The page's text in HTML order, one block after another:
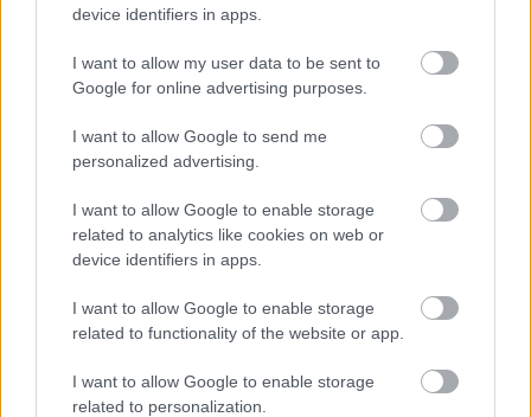
device identifiers in apps.
I want to allow my user data to be sent to
Google for online advertising purposes.
I want to allow Google to send me
personalized advertising.
I want to allow Google to enable storage
related to analytics like cookies on web or
device identifiers in apps.
I want to allow Google to enable storage
related to functionality of the website or app.
I want to allow Google to enable storage
related to personalization.
A GYŐRI AUDI ETO KC PÉNTEKI FELKÉSZÜLÉSI
Az energiaellátás tehermentesítése érdekében másfél órával
kezdését.